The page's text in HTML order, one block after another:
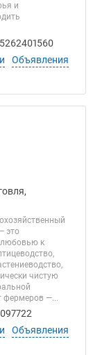
и
Объявления
это
любовью к
чистую
фермеров —...
Объявления